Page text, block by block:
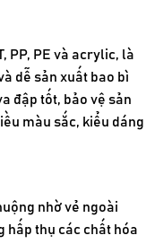
PP, PE và acrylic, là
dễ sản xuất bao bì
đập tốt, bảo vệ sản
màu sắc, kiểu dáng
nhờ vẻ ngoài
hấp thụ các chất hóa